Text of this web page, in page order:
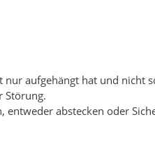
nur aufgehängt hat und
Störung.
entweder abstecken oder